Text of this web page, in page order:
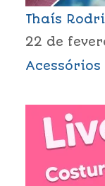
Thaís
22 de
Acessórios